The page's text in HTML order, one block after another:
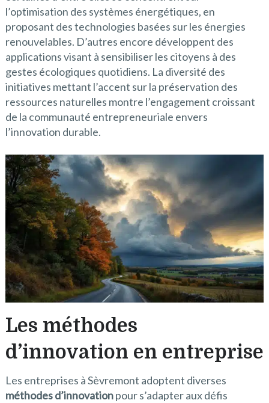
l’optimisation des systèmes énergétiques, en
proposant des technologies basées sur les énergies
renouvelables. D’autres encore développent des
applications visant à sensibiliser les citoyens à des
gestes écologiques quotidiens. La diversité des
initiatives mettant l’accent sur la préservation des
ressources naturelles montre l’engagement croissant
de la communauté entrepreneuriale envers
l’innovation durable.
Les méthodes
d’innovation en entreprise
Les entreprises à Sèvremont adoptent diverses
méthodes d’innovationpour s’adapter aux défis